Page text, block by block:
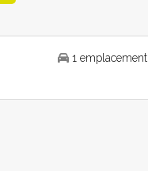
1 emplacement